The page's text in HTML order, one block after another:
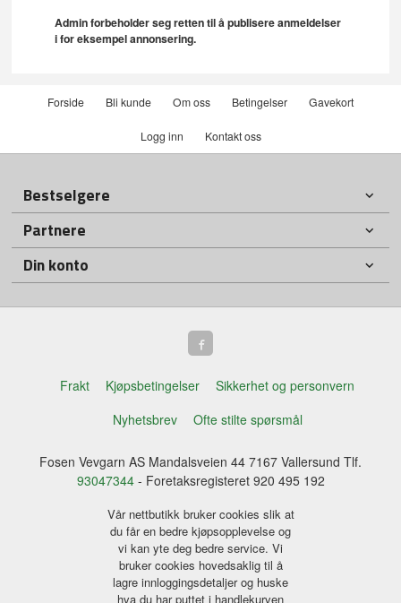
Admin forbeholder seg retten til å publisere anmeldelser
i for eksempel annonsering.
Forside Bli kunde Om oss Betingelser Gavekort
Logg inn Kontakt oss
Bestselgere
Partnere
Din konto
Frakt Kjøpsbetingelser
Sikkerhet og personvern
Nyhetsbrev
Ofte stilte spørsmål
Fosen Vevgarn AS Mandalsveien 44 7167 Vallersund Tlf.
93047344- Foretaksregisteret 920 495 192
Vår nettbutikk bruker cookies slik at
du får en bedre kjøpsopplevelse og
vi kan yte deg bedre service. Vi
bruker cookies hovedsaklig til å
lagre innloggingsdetaljer og huske
hva du har puttet i handlekurven